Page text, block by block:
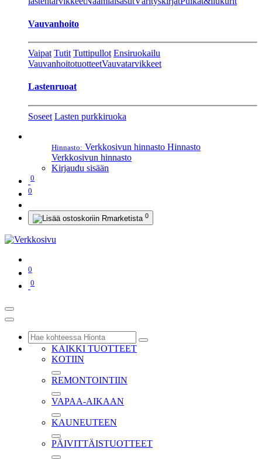
Vauvanhoito
Vaipat Tutit Tuttipullot Ensiruokailu
VauvanhoitotuotteetVauvatarvikkeet
Lastenruoat
Soseet Lasten purkkiruoka
Hinnasto: Verkkosivun hinnasto Hinnasto
Verkkosivun hinnasto
Kirjaudu sisään
0
0
0
0
0
KAIKKI TUOTTEET
KOTIIN
REMONTOINTIIN
VAPAA-AIKAAN
KAUNEUTEEN
PÄIVITTÄISTUOTTEET